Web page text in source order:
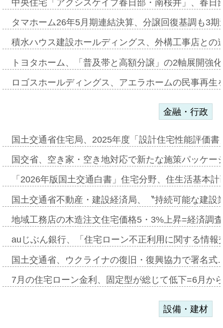
中央住宅「アクシスケイプ春日部・南桜井」、春
タマホーム26年5月期連結決算、分譲回復基調も3
積水ハウス建設ホールディングス、外構工事店と
トヨタホーム、「普及帯と高額分譲」の2軸展開強
ロゴスホールディングス、アエラホームの民事再
金融・行政
国土交通省住宅局、2025年度「設計住宅性能評価
国交省、空き家・空き地対応で新たな施策パッケ
「2026年版国土交通白書」住宅分野、住生活基本
国土交通省不動産・建設経済局、〝持続可能な建
地域工務店の木造注文住宅価格5・3%上昇=経済調
auじぶん銀行、「住宅ローン不正利用に関する情
国土交通省、ウクライナの復旧・復興協力で署名
7月の住宅ローン金利、固定型が総じて低下=6月か
設備・建材